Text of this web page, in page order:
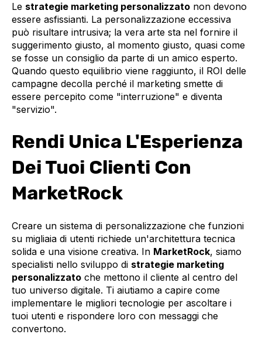
Le strategie marketing personalizzato non devono
essere asfissianti. La personalizzazione eccessiva
può risultare intrusiva; la vera arte sta nel fornire il
suggerimento giusto, al momento giusto, quasi come
se fosse un consiglio da parte di un amico esperto.
Quando questo equilibrio viene raggiunto, il ROI delle
campagne decolla perché il marketing smette di
essere percepito come "interruzione" e diventa
"servizio".
Rendi Unica L'Esperienza
Dei Tuoi Clienti Con
MarketRock
Creare un sistema di personalizzazione che funzioni
su migliaia di utenti richiede un'architettura tecnica
solida e una visione creativa. In MarketRock, siamo
specialisti nello sviluppo di strategie marketing
personalizzato che mettono il cliente al centro del
tuo universo digitale. Ti aiutiamo a capire come
implementare le migliori tecnologie per ascoltare i
tuoi utenti e rispondere loro con messaggi che
convertono.